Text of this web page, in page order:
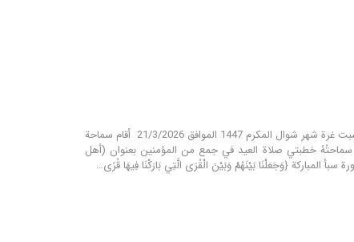
بسمه تعالى المرجع اليعقوبي: (أهل البيت (عليهم السلام) القرى المباركة التي أمرنا الله تعالى بالسير إليها) السبت غرة شهر شوال المكرم 1447 ‏الموافق 21/3/2026 ‏ أقام سماحة
سماحتُهُ خطبتي صلاة العيد في جمع من المؤمنين بعنوان (أهل